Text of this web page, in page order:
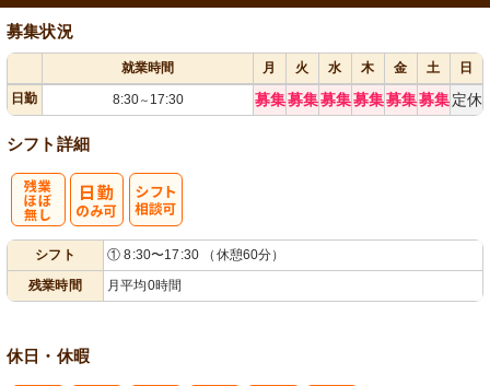
募集状況
就業時間 月 火 水 木 金 土
日
日勤
8:30～ 17:30 募集募集募集募集募集募集 定休
シフト詳細
シフト
① 8:30〜17:30 （休憩60分）
残業時間
月平均0時間
休日・休暇